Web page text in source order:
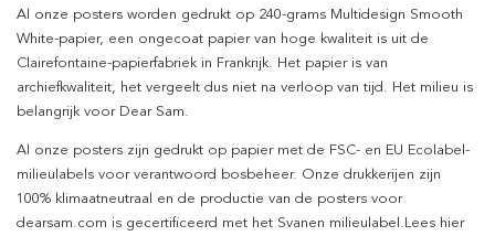
Al onze posters worden gedrukt op 240-grams Multidesign Smooth
White-papier, een ongecoat papier van hoge kwaliteit is uit de
Clairefontaine-papierfabriek in Frankrijk. Het papier is van
archiefkwaliteit, het vergeelt dus niet na verloop van tijd. Het milieu is
belangrijk voor Dear Sam.
Al onze posters zijn gedrukt op papier met de FSC- en EU Ecolabel-
milieulabels voor verantwoord bosbeheer. Onze drukkerijen zijn
100% klimaatneutraal en de productie van de posters voor
dearsam.com is gecertificeerd met het Svanen milieulabel.Lees hier